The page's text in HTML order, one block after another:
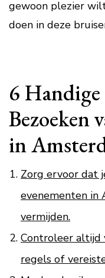
gewoon plezier
doen in deze
6
Bezoeken
in
Zorg ervoor dat
evenementen in
vermijden.
Controleer altijd
regels of